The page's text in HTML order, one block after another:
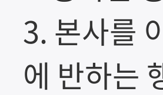
3. 본사를
에 반하는